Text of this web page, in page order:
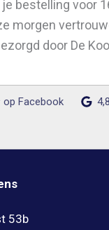
je bestelling voor
morgen
door De
Facebook
53b